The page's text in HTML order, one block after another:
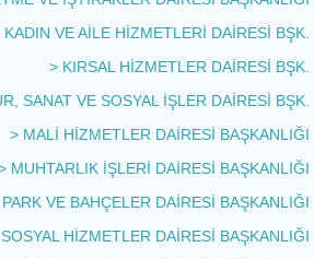
KADIN VE AİLE HİZMETLERİ DAİRESİ BŞK.
> KIRSAL HİZMETLER DAİRESİ BŞK.
SANAT VE SOSYAL İŞLER DAİRESİ BŞK.
> MALİ HİZMETLER DAİRESİ BAŞKANLIĞI
MUHTARLIK İŞLERİ DAİRESİ BAŞKANLIĞI
VE BAHÇELER DAİRESİ BAŞKANLIĞI
HİZMETLER DAİRESİ BAŞKANLIĞI